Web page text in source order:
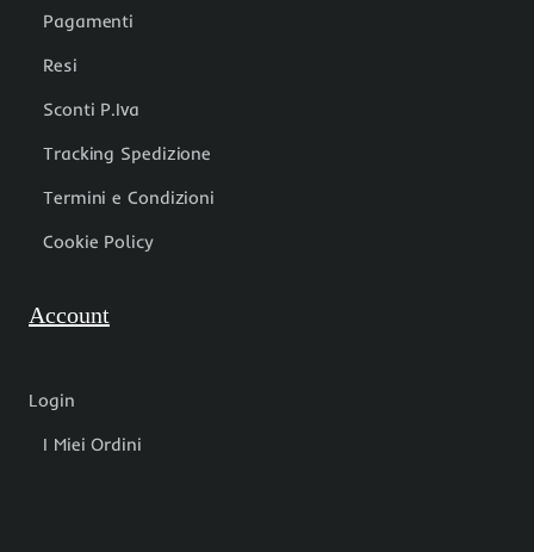
Pagamenti
Resi
Sconti P.Iva
Tracking Spedizione
Termini e Condizioni
Cookie Policy
Account
Login
I Miei Ordini